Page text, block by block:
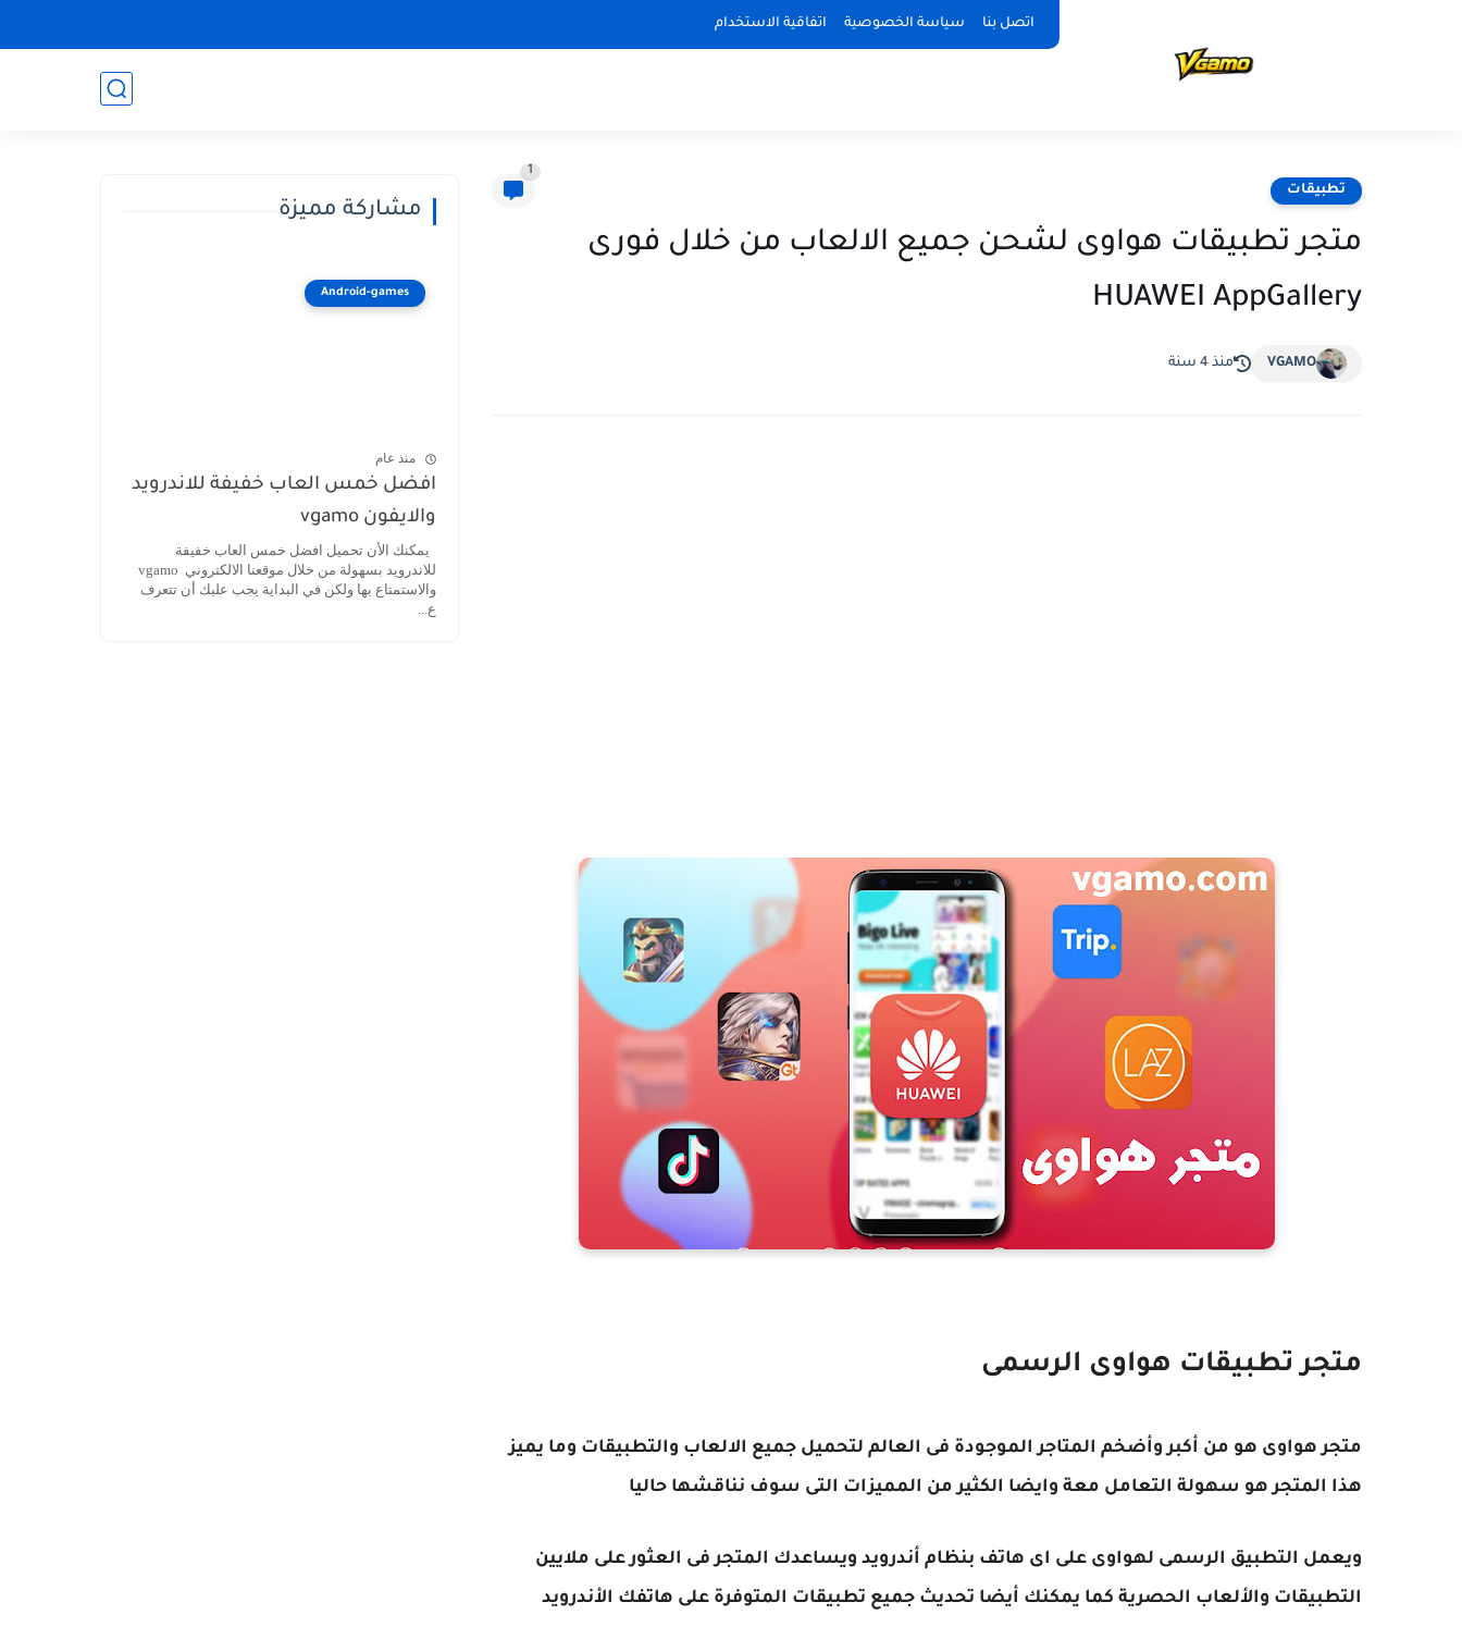
اتصل بنا سياسة الخصوصية اتفاقية الاستخدام
تطبيقات
1
متجر تطبيقات هواوى لشحن جميع الالعاب من خلال فورى
HUAWEI AppGallery
VGAMO منذ 4 سنة
متجر تطبيقات هواوى الرسمى
متجر هواوى هو من أكبر وأضخم المتاجر الموجودة فى العالم لتحميل جميع الالعاب والتطبيقات وما يميز
هذا المتجر هو سهولة التعامل معة وايضا الكثير من المميزات التى سوف نناقشها حاليا
ويعمل التطبيق الرسمى لهواوى على اى هاتف بنظام أندرويد ويساعدك المتجر فى العثور على ملايين
التطبيقات والألعاب الحصرية كما يمكنك أيضا تحديث جميع تطبيقات المتوفرة على هاتفك الأندرويد
مشاركة مميزة
Android-games
منذ عام
افضل خمس العاب خفيفة للاندرويد
والايفون vgamo
يمكنك الأن تحميل افضل خمس العاب خفيفة
للاندرويد بسهولة من خلال موقعنا الالكتروني vgamo
والاستمتاع بها ولكن في البداية يجب عليك أن تتعرف
ع...